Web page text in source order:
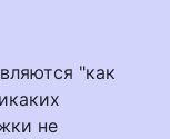
"как
не